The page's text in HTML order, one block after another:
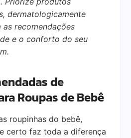
dermatologicamente
as recomendações
e o conforto do seu
de
Roupas de Bebê
roupinhas do bebê,
certo faz toda a diferença